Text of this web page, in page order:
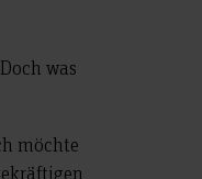
was
möchte